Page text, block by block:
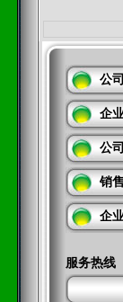
公
企
公
销
企
服务热线